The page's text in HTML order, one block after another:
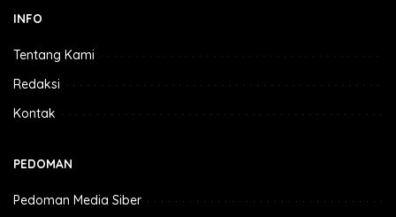
INFO
Tentang Kami
Redaksi
Kontak
PEDOMAN
Pedoman Media Siber